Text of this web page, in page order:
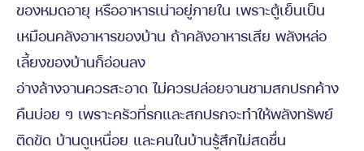
ของหมดอายุ หรืออาหารเน่าอยู่ภายใน เพราะตู้เย็นเป็น
เหมือนคลังอาหารของบ้าน ถ้าคลังอาหารเสีย พลังหล่อ
เลี้ยงของบ้านก็อ่อนลง
อ่างล้างจานควรสะอาด ไม่ควรปล่อยจานชามสกปรกค้าง
คืนบ่อย ๆ เพราะครัวที่รกและสกปรกจะทำให้พลังทรัพย์
ติดขัด บ้านดูเหนื่อย และคนในบ้านรู้สึกไม่สดชื่น